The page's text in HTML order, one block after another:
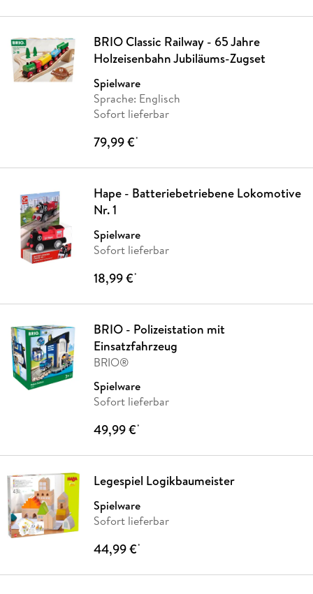
BRIO Classic Railway - 65 Jahre
Holzeisenbahn Jubiläums-Zugset
Spielware
Sprache: Englisch
Sofort lieferbar
79,99 €*
Hape - Batteriebetriebene Lokomotive
Nr. 1
Spielware
Sofort lieferbar
18,99 €*
BRIO - Polizeistation mit
Einsatzfahrzeug
BRIO®
Spielware
Sofort lieferbar
49,99 €*
Legespiel Logikbaumeister
Spielware
Sofort lieferbar
44,99 €*